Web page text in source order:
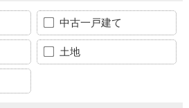
中古一戸建て
土地